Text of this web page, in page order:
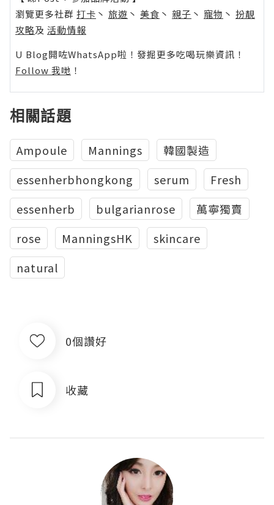
瀏覽更多社群 打卡 丶 旅遊 丶 美食 丶 親子 丶 寵物 丶 扮靚
攻略及 活動情報
U Blog開咗WhatsApp啦！發掘更多吃喝玩樂資訊！
Follow 我哋 ！
相關話題
Ampoule Mannings
韓國製造
essenherbhongkong
serum
Fresh
essenherb
bulgarianrose
萬寧獨賣
rose
ManningsHK
skincare
natural
0個讚好
收藏